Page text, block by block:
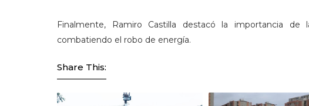
Finalmente, Ramiro Castilla destacó la importancia de
combatiendo el robo de energía.
Share This: